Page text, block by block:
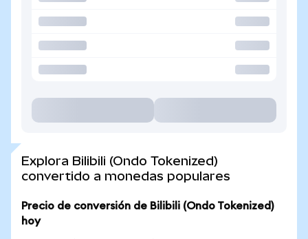
Explora Bilibili (Ondo Tokenized)
convertido a monedas populares
Precio de conversión de Bilibili (Ondo Tokenized)
hoy